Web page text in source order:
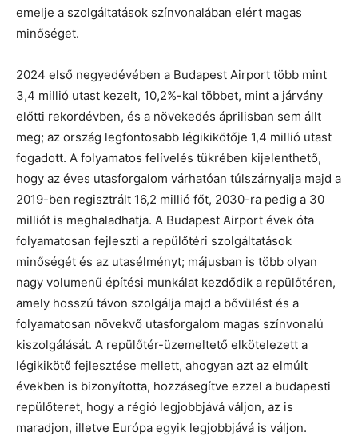
emelje a szolgáltatások színvonalában elért magas
minőséget.
2024 első negyedévében a Budapest Airport több mint
3,4 millió utast kezelt, 10,2%-kal többet, mint a járvány
előtti rekordévben, és a növekedés áprilisban sem állt
meg; az ország legfontosabb légikikötője 1,4 millió utast
fogadott. A folyamatos felívelés tükrében kijelenthető,
hogy az éves utasforgalom várhatóan túlszárnyalja majd a
2019-ben regisztrált 16,2 millió főt, 2030-ra pedig a 30
milliót is meghaladhatja. A Budapest Airport évek óta
folyamatosan fejleszti a repülőtéri szolgáltatások
minőségét és az utasélményt; májusban is több olyan
nagy volumenű építési munkálat kezdődik a repülőtéren,
amely hosszú távon szolgálja majd a bővülést és a
folyamatosan növekvő utasforgalom magas színvonalú
kiszolgálását. A repülőtér-üzemeltető elkötelezett a
légikikötő fejlesztése mellett, ahogyan azt az elmúlt
években is bizonyította, hozzásegítve ezzel a budapesti
repülőteret, hogy a régió legjobbjává váljon, az is
maradjon, illetve Európa egyik legjobbjává is váljon.